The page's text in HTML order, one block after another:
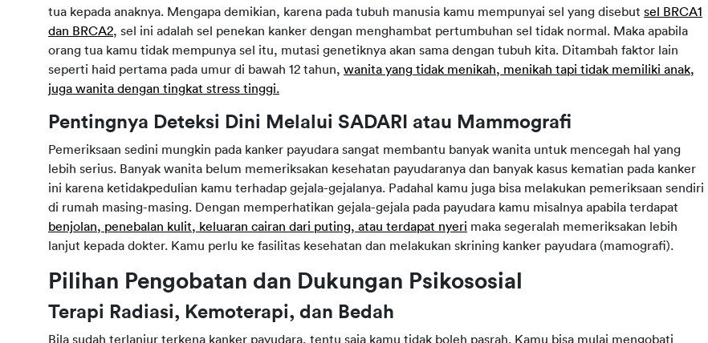
tua kepada anaknya. Mengapa demikian, karena pada tubuh manusia kamu mempunyai sel yang disebut sel BRCA1
dan BRCA2, sel ini adalah sel penekan kanker dengan menghambat pertumbuhan sel tidak normal. Maka apabila
orang tua kamu tidak mempunya sel itu, mutasi genetiknya akan sama dengan tubuh kita. Ditambah faktor lain
seperti haid pertama pada umur di bawah 12 tahun, wanita yang tidak menikah, menikah tapi tidak memiliki anak,
juga wanita dengan tingkat stress tinggi.
Pentingnya Deteksi Dini Melalui SADARI atau Mammografi
Pemeriksaan sedini mungkin pada kanker payudara sangat membantu banyak wanita untuk mencegah hal yang
lebih serius. Banyak wanita belum memeriksakan kesehatan payudaranya dan banyak kasus kematian pada kanker
ini karena ketidakpedulian kamu terhadap gejala-gejalanya. Padahal kamu juga bisa melakukan pemeriksaan sendiri
di rumah masing-masing. Dengan memperhatikan gejala-gejala pada payudara kamu misalnya apabila terdapat
benjolan, penebalan kulit, keluaran cairan dari puting, atau terdapat nyeri maka segeralah memeriksakan lebih
lanjut kepada dokter. Kamu perlu ke fasilitas kesehatan dan melakukan skrining kanker payudara (mamografi).
Pilihan Pengobatan dan Dukungan Psikososial
Terapi Radiasi, Kemoterapi, dan Bedah
Bila sudah terlanjur terkena kanker payudara, tentu saja kamu tidak boleh pasrah. Kamu bisa mulai mengobati